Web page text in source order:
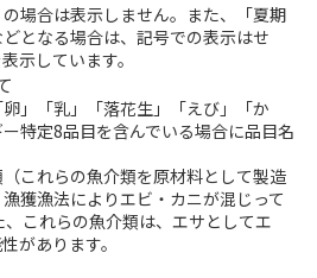
場合は表示しません。また、「夏期
となる場合は、記号での表示はせ
示しています。
」「乳」「落花生」「えび」「か
特定8品目を含んでいる場合に品目名
これらの魚介類を原材料として製造
獲漁法によりエビ・カニが混じって
これらの魚介類は、エサとしてエ
があります。